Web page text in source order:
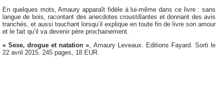
En quelques mots, Amaury apparaît fidèle à lui-même dans ce livre : sans
langue de bois, racontant des anecdotes croustillantes et donnant des avis
tranchés, et aussi touchant lorsqu’il explique en toute fin de livre son amour
et le fait qu’il va devenir père prochainement.
« Sexe, drogue et natation » , Amaury Leveaux. Editions Fayard. Sorti le
22 avril 2015. 245 pages, 18 EUR.